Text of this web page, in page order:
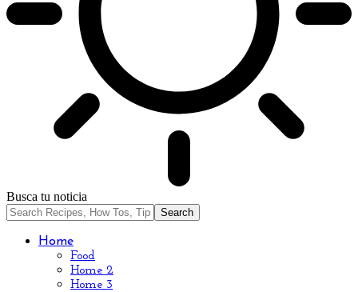
Busca tu noticia
Home
Food
Home 2
Home 3